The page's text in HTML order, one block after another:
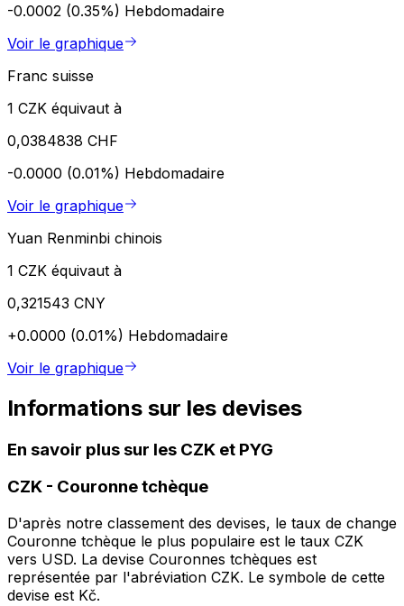
-0.0002 (0.35%) Hebdomadaire
Voir le graphique
Franc suisse
1 CZK équivaut à
0,0384838 CHF
-0.0000 (0.01%) Hebdomadaire
Voir le graphique
Yuan Renminbi chinois
1 CZK équivaut à
0,321543 CNY
+0.0000 (0.01%) Hebdomadaire
Voir le graphique
Informations sur les devises
En savoir plus sur les CZK et PYG
CZK - Couronne tchèque
D'après notre classement des devises, le taux de change
Couronne tchèque le plus populaire est le taux CZK
vers USD. La devise Couronnes tchèques est
représentée par l'abréviation CZK. Le symbole de cette
devise est Kč.